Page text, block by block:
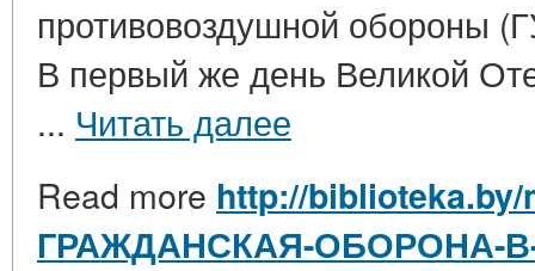
противовоздушной
В первый же день Великой
... Читать далее
Read more http://
ГРАЖДАНСКАЯ-ОБОРОНА-В-